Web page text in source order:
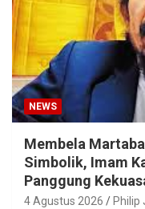
NEWS
Membela
Simbolik, Imam
Panggung
4 Agustus 2026 Philip